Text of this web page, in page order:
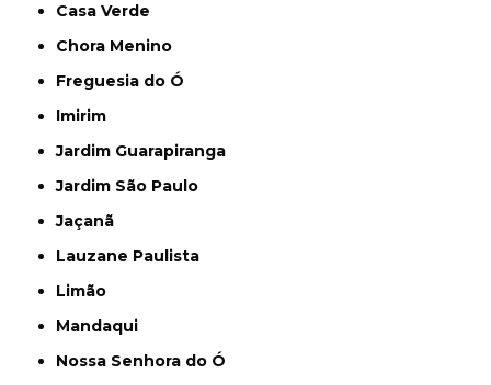
Casa Verde
Chora Menino
Freguesia do Ó
Imirim
Jardim Guarapiranga
Jardim São Paulo
Jaçanã
Lauzane Paulista
Limão
Mandaqui
Nossa Senhora do Ó